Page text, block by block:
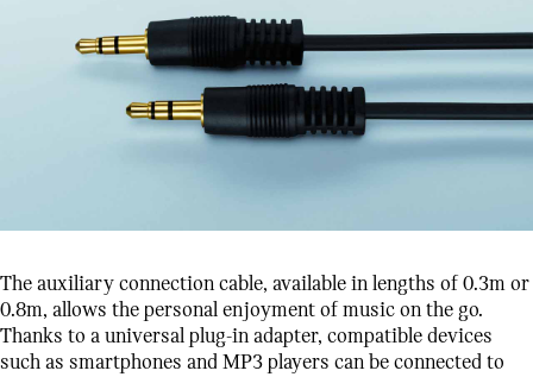
The auxiliary connection cable, available in lengths of 0.3m or
0.8m, allows the personal enjoyment of music on the go.
Thanks to a universal plug-in adapter, compatible devices
such as smartphones and MP3 players can be connected to